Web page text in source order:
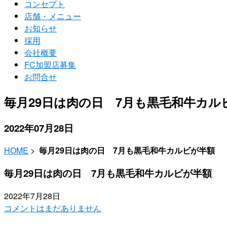
コンセプト
店舗・メニュー
お知らせ
採用
会社概要
FC加盟店募集
お問合せ
毎月29日は肉の日 7月も黒毛和牛カル
2022年07月28日
HOME > 毎月29日は肉の日 7月も黒毛和牛カルビが半額
毎月29日は肉の日 7月も黒毛和牛カルビが半額
2022年7月28日
コメントはまだありません